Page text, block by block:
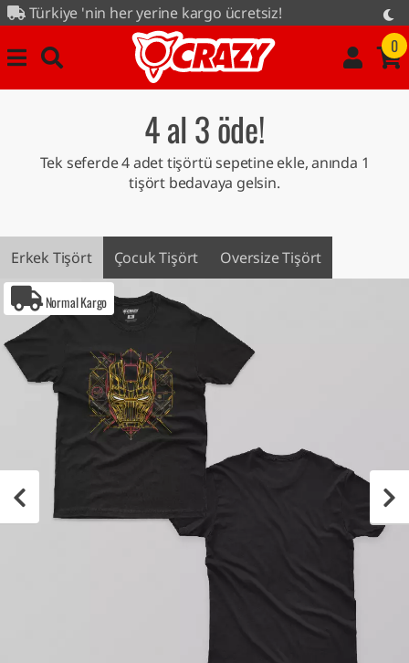
'nin her yerine kargo ücretsiz!
kampanyası tüm ürünlerde...
0
4 al 3 öde!
Tek seferde 4 adet tişörtü sepetine ekle, anında 1
tişört bedavaya gelsin.
Erkek Tişört Çocuk Tişört Oversize Tişört
Normal Kargo